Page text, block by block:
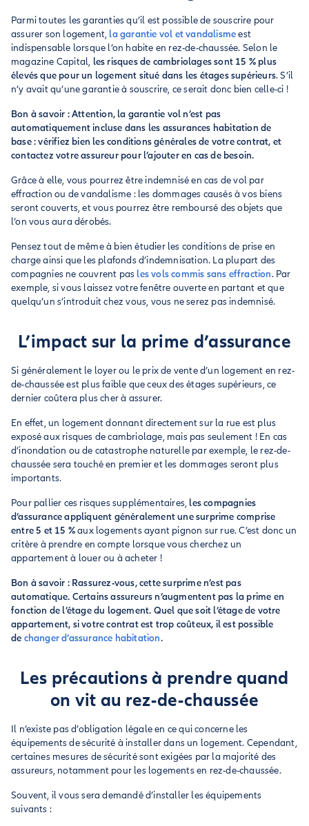
Parmi toutes les garanties qu’il est possible de souscrire pour
assurer son logement, la garantie vol et vandalismeest
indispensable lorsque l’on habite en rez-de-chaussée. Selon le
magazine Capital, les risques de cambriolages sont 15 % plus
élevés que pour un logement situé dans les étages supérieurs. S’il
n’y avait qu’une garantie à souscrire, ce serait donc bien celle-ci !
Bon à savoir : Attention, la garantie vol n’est pas
automatiquement incluse dans les assurances habitation de
base : vérifiez bien les conditions générales de votre contrat, et
contactez votre assureur pour l’ajouter en cas de besoin.
Grâce à elle, vous pourrez être indemnisé en cas de vol par
effraction ou de vandalisme : les dommages causés à vos biens
seront couverts, et vous pourrez être remboursé des objets que
l’on vous aura dérobés.
Pensez tout de même à bien étudier les conditions de prise en
charge ainsi que les plafonds d’indemnisation. La plupart des
compagnies ne couvrent pas les vols commis sans effraction. Par
exemple, si vous laissez votre fenêtre ouverte en partant et que
quelqu’un s’introduit chez vous, vous ne serez pas indemnisé.
L’impact sur la prime d’assurance
Si généralement le loyer ou le prix de vente d’un logement en rez-
de-chaussée est plus faible que ceux des étages supérieurs, ce
dernier coûtera plus cher à assurer.
En effet, un logement donnant directement sur la rue est plus
exposé aux risques de cambriolage, mais pas seulement ! En cas
d’inondation ou de catastrophe naturelle par exemple, le rez-de-
chaussée sera touché en premier et les dommages seront plus
importants.
Pour pallier ces risques supplémentaires, les compagnies
d’assurance appliquent généralement une surprime comprise
entre 5 et 15 %aux logements ayant pignon sur rue. C’est donc un
critère à prendre en compte lorsque vous cherchez un
appartement à louer ou à acheter !
Bon à savoir : Rassurez-vous, cette surprime n’est pas
automatique. Certains assureurs n’augmentent pas la prime en
fonction de l’étage du logement. Quel que soit l’étage de votre
appartement, si votre contrat est trop coûteux, il est possible
de changer d’assurance habitation.
Les précautions à prendre quand
on vit au rez-de-chaussée
Il n’existe pas d’obligation légale en ce qui concerne les
équipements de sécurité à installer dans un logement. Cependant,
certaines mesures de sécurité sont exigées par la majorité des
assureurs, notamment pour les logements en rez-de-chaussée.
Souvent, il vous sera demandé d’installer les équipements
suivants :